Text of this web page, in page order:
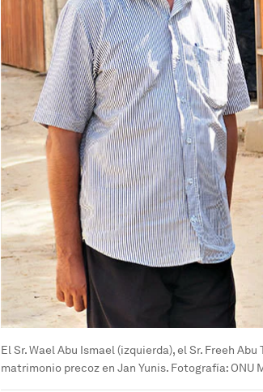
El Sr. Wael Abu Ismael (izquierda), el Sr. Freeh
matrimonio precoz en Jan Yunis. Fotografía: ONU